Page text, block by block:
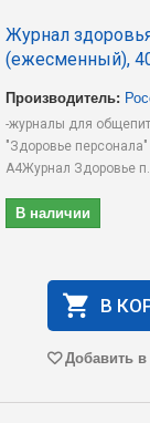
Журнал
(ежесменный),
Производитель:
-журналы для
"Здоровье
А4Журнал Здоровье
В наличии
В
Добавить